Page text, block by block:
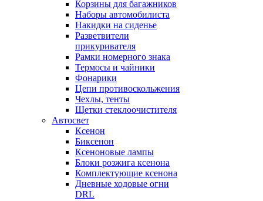
Корзины для багажников
Наборы автомобилиста
Накидки на сиденье
Разветвители
прикуривателя
Рамки номерного знака
Термосы и чайники
Фонарики
Цепи противоскольжения
Чехлы, тенты
Щетки стеклоочистителя
Автосвет
Ксенон
Биксенон
Ксеноновые лампы
Блоки розжига ксенона
Комплектующие ксенона
Дневные ходовые огни
DRL